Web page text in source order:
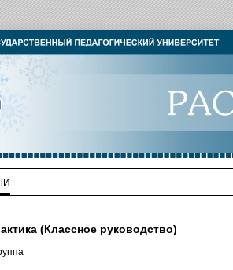
(Классное руководство)